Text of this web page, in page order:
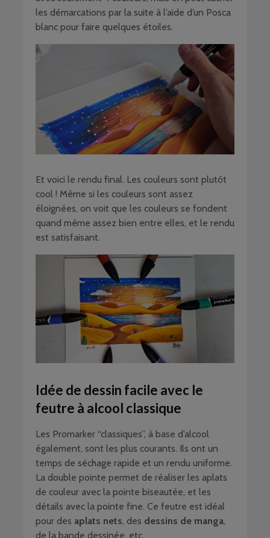
les démarcations par la suite à l’aide d’un Posca
blanc pour faire quelques étoiles.
Et voici le rendu final. Les couleurs sont plutôt
cool ! Même si les couleurs sont assez
éloignées, on voit que les couleurs se fondent
quand même assez bien entre elles, et le rendu
est satisfaisant.
Idée de dessin facile avec le
feutre à alcool classique
Les Promarker “classiques”, à base d’alcool
également, sont les plus courants. Ils ont un
temps de séchage rapide et un rendu uniforme.
La double pointe permet de réaliser les aplats
de couleur avec la pointe biseautée, et les
détails avec la pointe fine. Ce feutre est idéal
pour des aplats nets, des dessins de manga,
de la bande dessinée, etc.